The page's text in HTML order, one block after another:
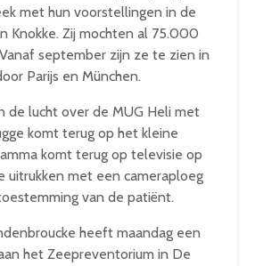
met hun voorstellingen in de
Knokke. Zij mochten al 75.000
september zijn ze te zien in
Parijs en München.
de lucht over de MUG Heli met
komt terug op het kleine
komt terug op televisie op
uitrukken met een cameraploeg
van de patiënt.
heeft maandag een
het Zeepreventorium in De